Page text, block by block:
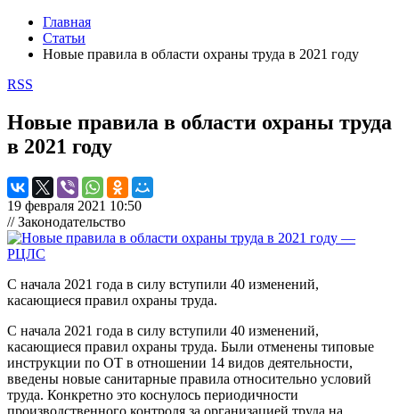
Главная
Статьи
Новые правила в области охраны труда в 2021 году
RSS
Новые правила в области охраны труда
в 2021 году
19 февраля 2021 10:50
// Законодательство
С начала 2021 года в силу вступили 40 изменений,
касающиеся правил охраны труда.
С начала 2021 года в силу вступили 40 изменений,
касающиеся правил охраны труда. Были отменены типовые
инструкции по ОТ в отношении 14 видов деятельности,
введены новые санитарные правила относительно условий
труда. Конкретно это коснулось периодичности
производственного контроля за организацией труда на